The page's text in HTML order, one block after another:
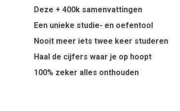
Deze + 400k samenvattingen
Een unieke studie- en oefentool
Nooit meer iets twee keer studeren
Haal de cijfers waar je op hoopt
100% zeker alles onthouden